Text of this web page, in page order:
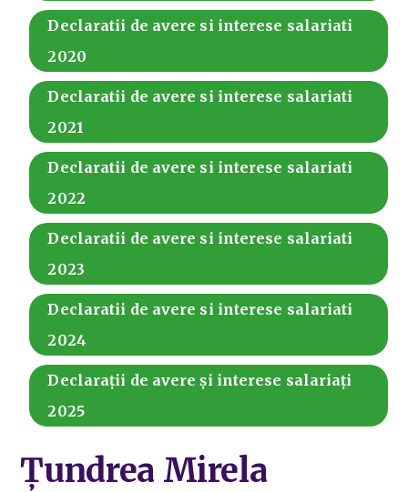
Declaratii de avere si interese salariati
2020
Declaratii de avere si interese salariati
2021
Declaratii de avere si interese salariati
2022
Declaratii de avere si interese salariati
2023
Declaratii de avere si interese salariati
2024
Declarații de avere și interese salariați
2025
Țundrea Mirela